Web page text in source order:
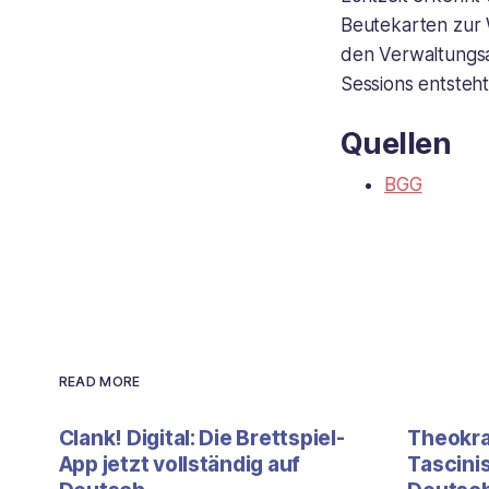
Beutekarten zur
den
Sessions
Quellen
BGG
READ MORE
Clank! Digital: Die Brettspiel-
App jetzt vollständig auf